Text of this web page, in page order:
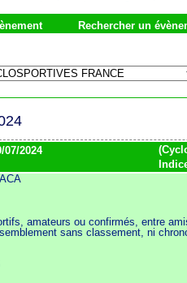
Rechercher un
07/2024
amateurs ou confirmés, entre
sans classement, ni